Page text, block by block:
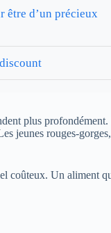
être d’un précieux
plus profondément.
jeunes rouges-
coûteux. Un aliment